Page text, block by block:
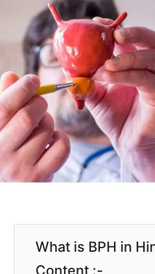
What is BPH in
Content :-